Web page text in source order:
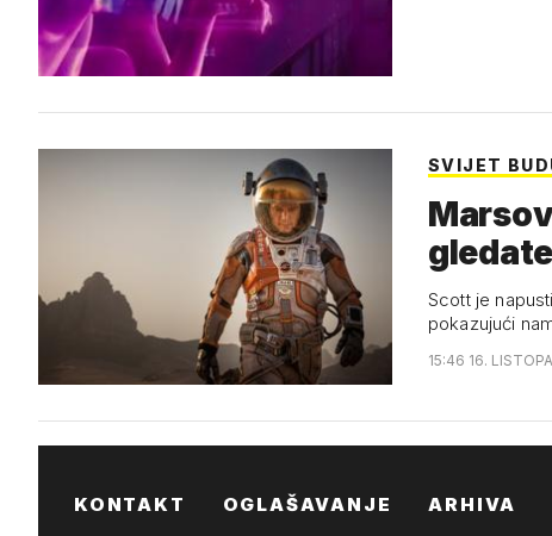
SVIJET
Scott je
pokazujući
15:46 16.
KONTAKT OGLAŠAVANJE ARHIVA